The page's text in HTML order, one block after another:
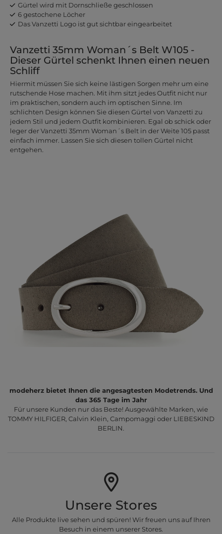
Gürtel wird mit Dornschließe geschlossen
6 gestochene Löcher
Das Vanzetti Logo ist gut sichtbar eingearbeitet
Vanzetti 35mm Woman´s Belt W105 -
Dieser Gürtel schenkt Ihnen einen neuen
Schliff
Hiermit müssen Sie sich keine lästigen Sorgen mehr um eine
rutschende Hose machen. Mit ihm sitzt jedes Outfit nicht nur
im praktischen, sondern auch im optischen Sinne. Im
schlichten Design können Sie diesen Gürtel von Vanzetti zu
jedem Stil und jedem Outfit kombinieren. Egal ob schick oder
leger der Vanzetti 35mm Woman´s Belt in der Weite 105 passt
einfach immer. Lassen Sie sich diesen tollen Gürtel nicht
entgehen.
modeherz bietet Ihnen die angesagtesten Modetrends. Und
das 365 Tage im Jahr
Für unsere Kunden nur das Beste! Ausgewählte Marken, wie
TOMMY HILFIGER, Calvin Klein, Campomaggi oder LIEBESKIND
BERLIN.
Unsere Stores
Alle Produkte live sehen und spüren! Wir freuen uns auf Ihren
Besuch in einem unserer Stores.